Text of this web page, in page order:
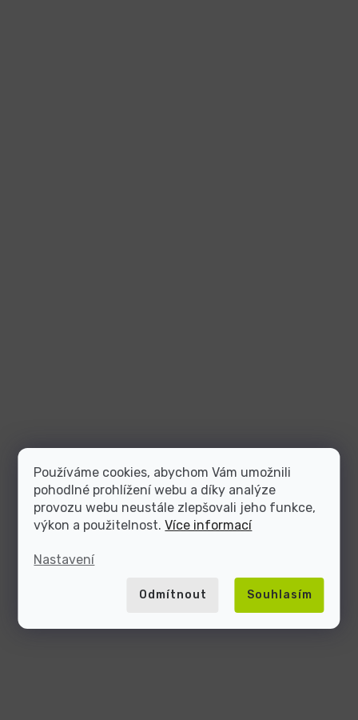
Používáme cookies, abychom Vám umožnili
pohodlné prohlížení webu a díky analýze
provozu webu neustále zlepšovali jeho funkce,
výkon a použitelnost.Více informací
Nastavení
Odmítnout Souhlasím